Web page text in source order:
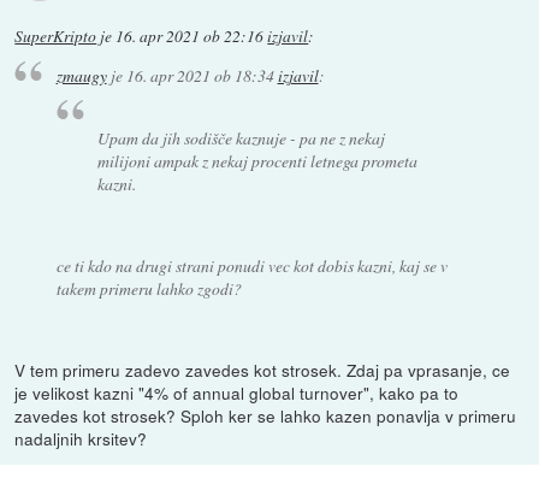
SuperKripto je 16. apr 2021 ob 22:16izjavil:
zmaugyje 16. apr 2021 ob 18:34izjavil:
Upam da jih sodišče kaznuje - pa ne z nekaj
milijoni ampak z nekaj procenti letnega prometa
kazni.
ce ti kdo na drugi strani ponudi vec kot dobis kazni, kaj se v
takem primeru lahko zgodi?
V tem primeru zadevo zavedes kot strosek. Zdaj pa vprasanje, ce
je velikost kazni "4% of annual global turnover", kako pa to
zavedes kot strosek? Sploh ker se lahko kazen ponavlja v primeru
nadaljnih krsitev?